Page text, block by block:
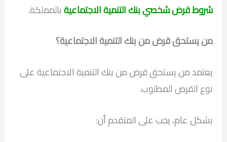
شروط قرض شخصي بنك التنمية الاجتماعيةبالمملكة.
من يستحق قرض من بنك التنمية الاجتماعية؟
يعتمد من يستحق قرض من بنك التنمية الاجتماعية على
نوع القرض المطلوب.
بشكل عام، يجب على المتقدم أن: